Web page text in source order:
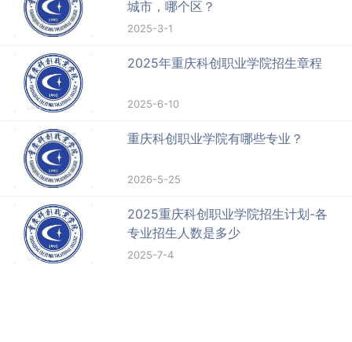
城市，哪个区？
2025-3-1
2025年重庆科创职业学院招生章程
2025-6-10
重庆科创职业学院有哪些专业？
2026-5-25
2025重庆科创职业学院招生计划-各
专业招生人数是多少
2025-7-4